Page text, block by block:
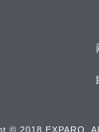
© 2018 EXPARO.